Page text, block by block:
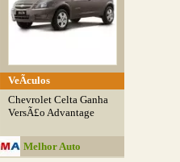
VeÃ­culos
Chevrolet Celta Ganha
VersÃ£o Advantage
Melhor Auto